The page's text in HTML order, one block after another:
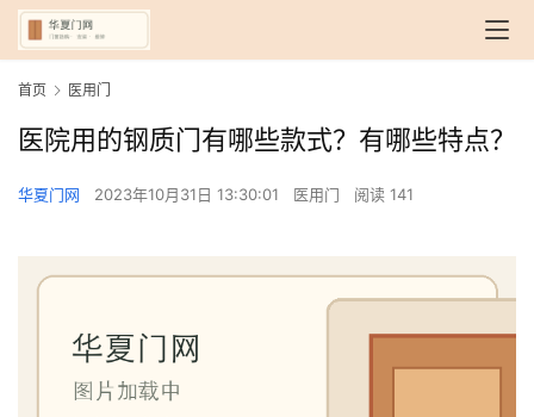
首页 医用门
医院用的钢质门有哪些款式？有哪些特点？
华夏门网 2023年10月31日 13:30:01 医用门 阅读 141